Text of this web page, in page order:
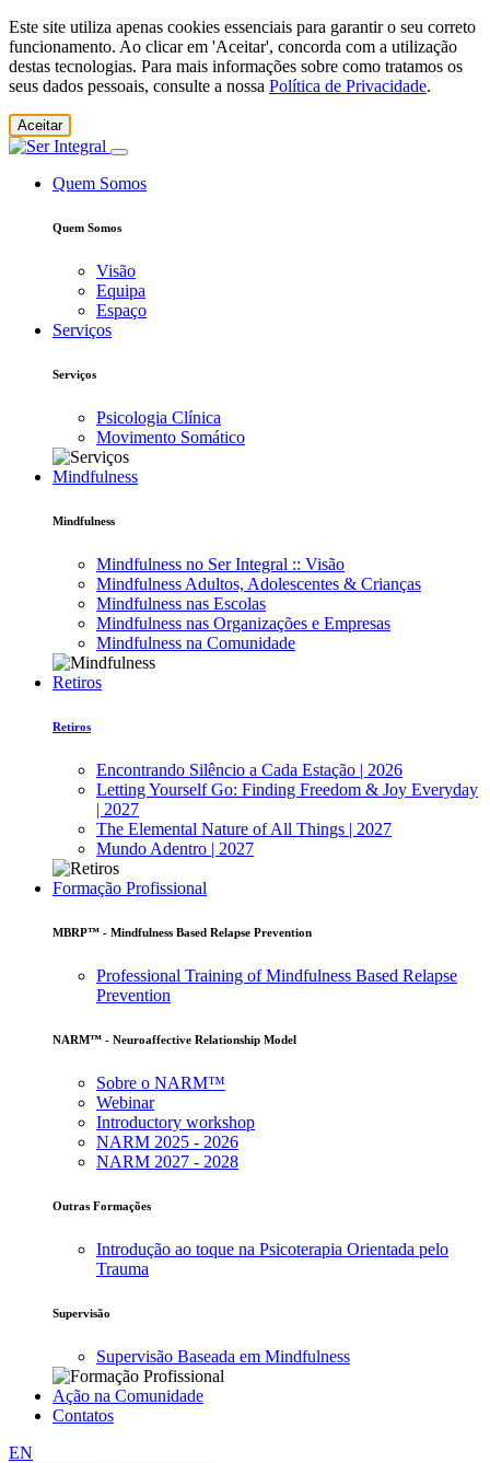
Este site utiliza apenas cookies essenciais para garantir o seu correto
funcionamento. Ao clicar em 'Aceitar', concorda com a utilização
destas tecnologias. Para mais informações sobre como tratamos os
seus dados pessoais, consulte a nossa Política de Privacidade.
Aceitar
Quem Somos
Quem Somos
Visão
Equipa
Espaço
Serviços
Serviços
Psicologia Clínica
Movimento Somático
Mindfulness
Mindfulness
Mindfulness no Ser Integral :: Visão
Mindfulness Adultos, Adolescentes & Crianças
Mindfulness nas Escolas
Mindfulness nas Organizações e Empresas
Mindfulness na Comunidade
Retiros
Retiros
Encontrando Silêncio a Cada Estação | 2026
Letting Yourself Go: Finding Freedom & Joy Everyday
| 2027
The Elemental Nature of All Things | 2027
Mundo Adentro | 2027
Formação Profissional
MBRP™ - Mindfulness Based Relapse Prevention
Professional Training of Mindfulness Based Relapse
Prevention
NARM™ - Neuroaffective Relationship Model
Sobre o NARM™
Webinar
Introductory workshop
NARM 2025 - 2026
NARM 2027 - 2028
Outras Formações
Introdução ao toque na Psicoterapia Orientada pelo
Trauma
Supervisão
Supervisão Baseada em Mindfulness
Ação na Comunidade
Contatos
EN